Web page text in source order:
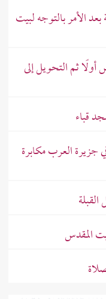
الأمر بالتوجه لبيت
أولًا ثم التحويل إلى
قباء
جزيرة العرب مكابرة
المقدس